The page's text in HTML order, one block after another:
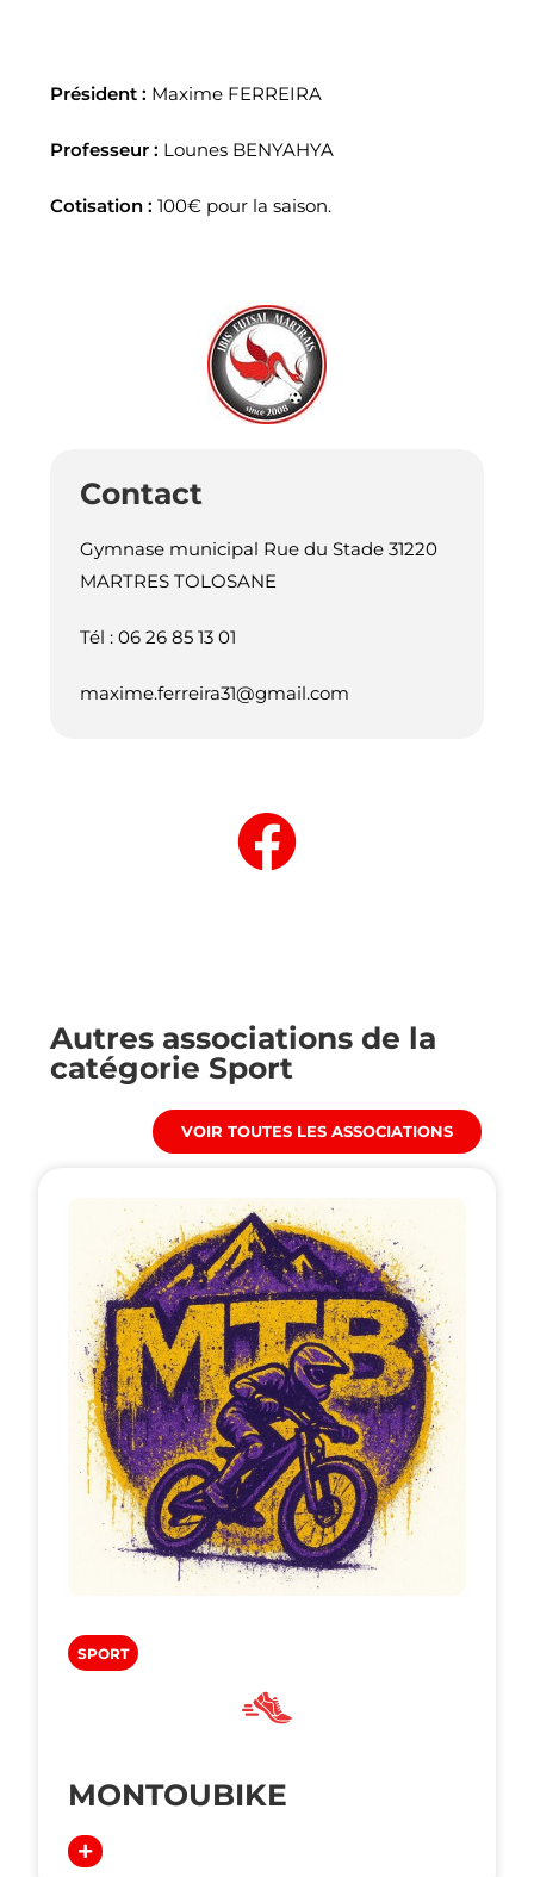
Président : Maxime FERREIRA
Professeur : Lounes BENYAHYA
Cotisation : 100€ pour la saison.
Contact
Gymnase municipal Rue du Stade 31220
MARTRES TOLOSANE
Tél : 06 26 85 13 01
maxime.ferreira31@gmail.com
Autres associations de la
catégorie Sport
VOIR TOUTES LES ASSOCIATIONS
SPORT
MONTOUBIKE